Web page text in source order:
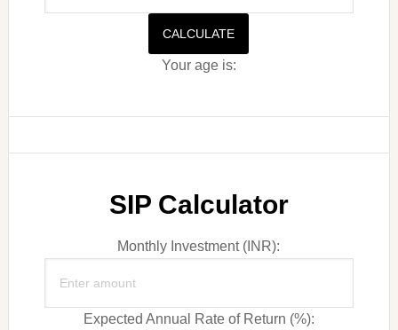
CALCULATE
Your age is:
SIP Calculator
Monthly Investment (INR):
Expected Annual Rate of Return (%):